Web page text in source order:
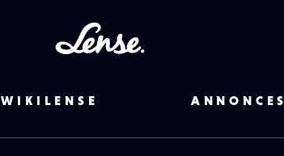
WIKILENSE ANNONCES